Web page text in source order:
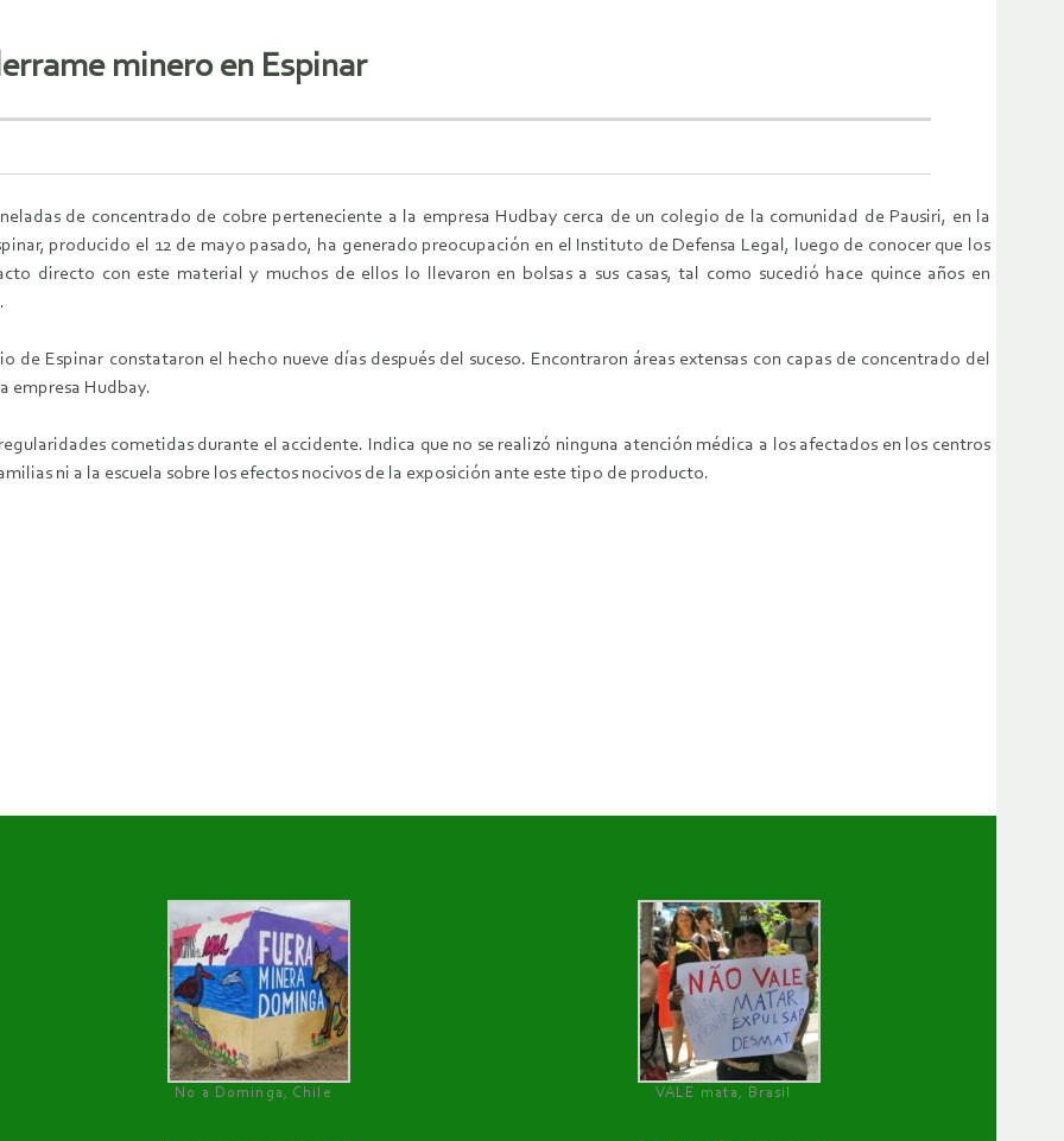
minero en Espinar
de concentrado de cobre perteneciente a la empresa Hudbay cerca de un colegio de la comunidad de Pausiri, en la
producido el 12 de mayo pasado, ha generado preocupación en el Instituto de Defensa Legal, luego de conocer que los
directo con este material y muchos de ellos lo llevaron en bolsas a sus casas, tal como sucedió hace quince años en
de Espinar constataron el hecho nueve días después del suceso. Encontraron áreas extensas con capas de concentrado del
empresa Hudbay.
cometidas durante el accidente. Indica que no se realizó ninguna atención médica a los afectados en los centros
ni a la escuela sobre los efectos nocivos de la exposición ante este tipo de producto.
No a Dominga, Chile
VALE mata, Brasil